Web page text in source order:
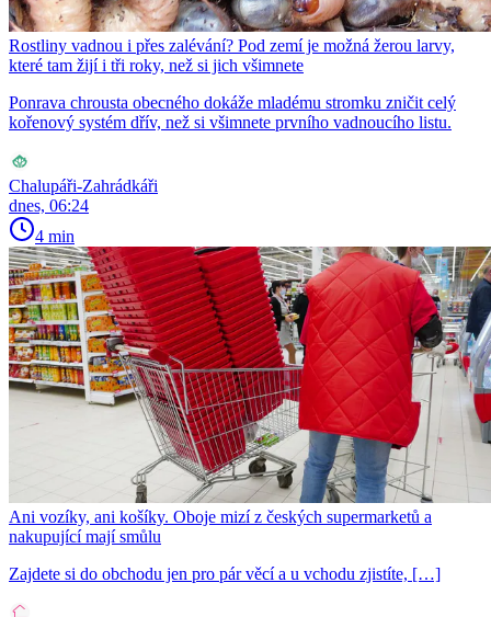
Rostliny vadnou i přes zalévání? Pod zemí je možná žerou larvy,
které tam žijí i tři roky, než si jich všimnete
Ponrava chrousta obecného dokáže mladému stromku zničit celý
kořenový systém dřív, než si všimnete prvního vadnoucího listu.
Chalupáři-Zahrádkáři
dnes, 06:24
4 min
Ani vozíky, ani košíky. Oboje mizí z českých supermarketů a
nakupující mají smůlu
Zajdete si do obchodu jen pro pár věcí a u vchodu zjistíte, […]